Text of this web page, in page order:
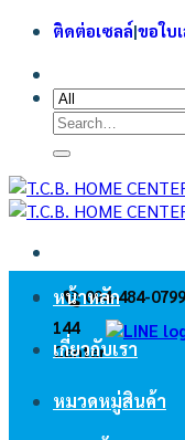
Skip
content
ติดต่อเซลล์|ขอใบ
Search
094-484-
144
Center
หน้าหลัก
เกี่ยวกับเรา
หมวดหมู่สินค้า